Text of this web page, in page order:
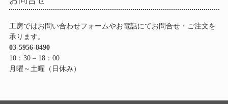
工房ではお問い合わせフォームやお電話にてお問合せ・ご注文を
承ります。
03-5956-8490
10：30 – 18：00
月曜～土曜（日休み）